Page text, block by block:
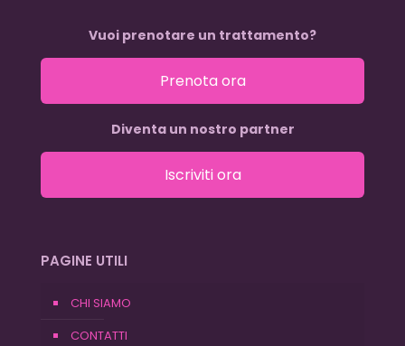
Vuoi prenotare un trattamento?
Prenota ora
Diventa un nostro partner
Iscriviti ora
PAGINE UTILI
CHI SIAMO
CONTATTI